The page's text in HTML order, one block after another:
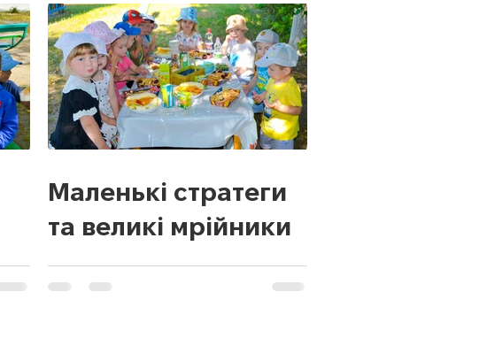
Маленькі стратеги
та великі мрійники